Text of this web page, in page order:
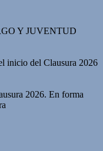
Y JUVENTUD
inicio del Clausura 2026
2026. En forma